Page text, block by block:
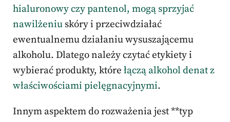
hialuronowy czy pantenol, mogą sprzyjać
nawilżeniu skóry i przeciwdziałać
ewentualnemu działaniu wysuszającemu
alkoholu. Dlatego należy czytać etykiety i
wybierać produkty, które łączą alkohol denat z
właściwościami pielęgnacyjnymi.
Innym aspektem do rozważenia jest **typ